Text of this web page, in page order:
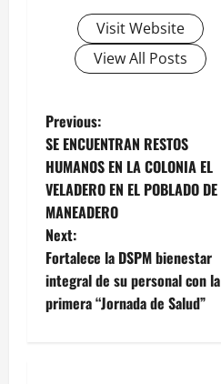
Visit Website
View All Posts
P
o
s
t
n
a
Previous:
SE ENCUENTRAN RESTOS
HUMANOS EN LA COLONIA EL
VELADERO EN EL POBLADO DE
MANEADERO
Next:
Fortalece la DSPM bienestar
integral de su personal con la
primera “Jornada de Salud”